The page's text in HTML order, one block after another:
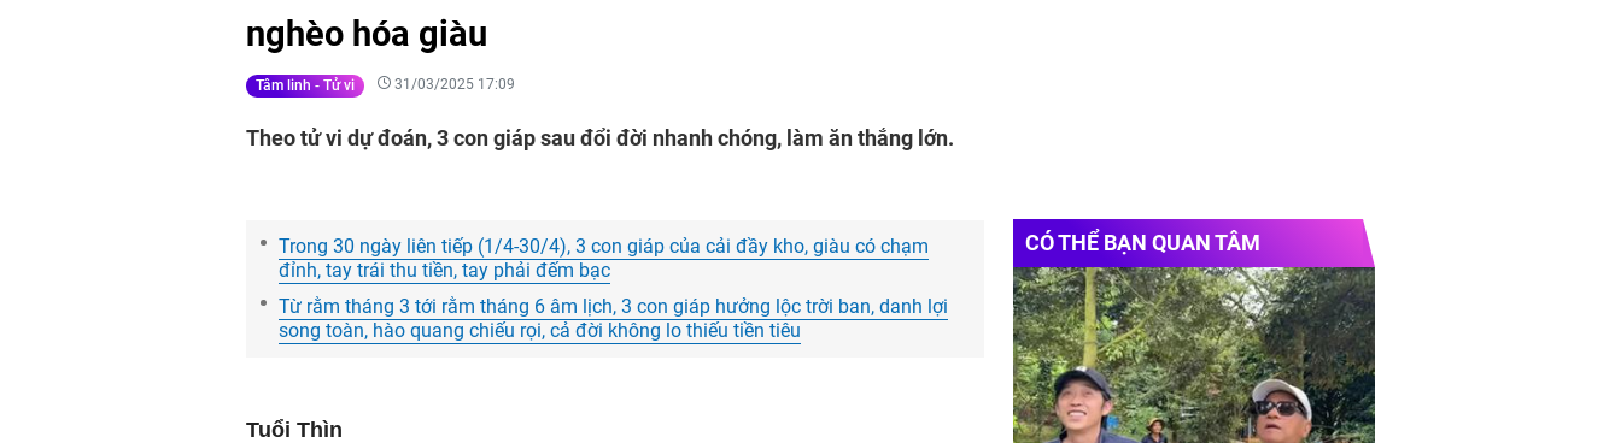
nghèo hóa giàu
Tâm linh - Tử vi 31/03/2025 17:09
Theo tử vi dự đoán, 3 con giáp sau đổi đời nhanh chóng, làm ăn thắng lớn.
Trong 30 ngày liên tiếp (1/4-30/4), 3 con giáp của cải đầy kho, giàu có chạm
đỉnh, tay trái thu tiền, tay phải đếm bạc
Từ rằm tháng 3 tới rằm tháng 6 âm lịch, 3 con giáp hưởng lộc trời ban, danh lợi
song toàn, hào quang chiếu rọi, cả đời không lo thiếu tiền tiêu
Tuổi Thìn
CÓ THỂ BẠN QUAN TÂM